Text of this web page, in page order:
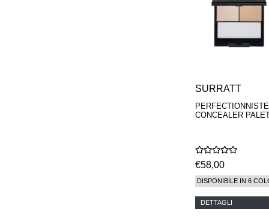
SURRATT
PERFECTIONNISTE
CONCEALER
€58,00
DISPONIBILE IN 6
DETTAGLI